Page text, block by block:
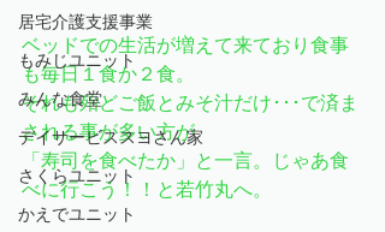
居宅介護支援事業
もみじユニット
みんな食堂
デイサービススヨさん家
さくらユニット
かえでユニット
ベッドでの生活が増えて来ており食事
も毎日１食か２食。
それも殆どご飯とみそ汁だけ･･･で済ま
される事が多い方が
「寿司を食べたか」と一言。じゃあ食
べに行こう！！と若竹丸へ。